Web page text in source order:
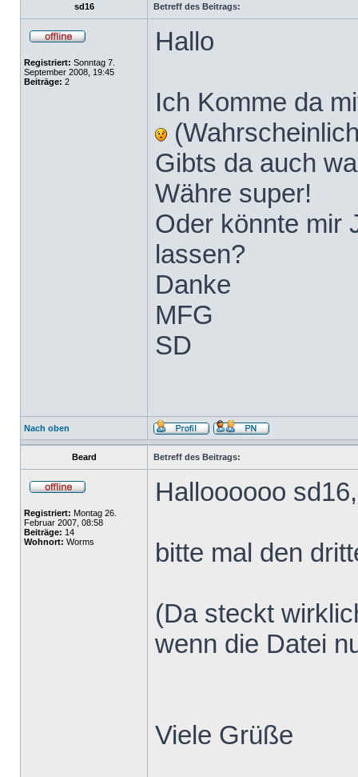
sd16 Betreff des Beitrags:
Registriert: Sonntag 7.
September 2008, 19:45
Beiträge: 2
Hallo
Ich Komme da
Gibts da auch
Währe super!
Oder könnte mir
lassen?
Danke
MFG
SD
Nach oben
Beard Betreff des Beitrags:
Registriert: Montag 26.
Februar 2007, 08:58
Beiträge: 14
Wohnort: Worms
Halloooooo sd16,
bitte mal den
(Da steckt
wenn die Datei
Viele Grüße